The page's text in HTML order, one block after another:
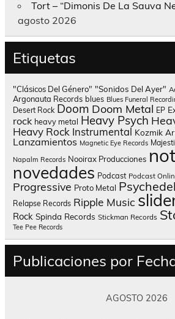
Tort – “Dimonis De La Sauva
agosto 2026
Etiquetas
"Clásicos Del Género" "Sonidos Del Ayer"
Argonauta Records blues Blues Funeral
Desert Rock Doom Doom Metal EP
rock heavy metal Heavy Psych
Heavy Rock Instrumental Kozmik
Lanzamientos Magnetic Eye Records
Napalm Records Nooirax Producciones
novedades Podcast Podcast
Progressive Proto Metal
Relapse Records Ripple Music
Rock Spinda Records Stickman Records
Tee Pee Records
Publicaciones por
AGOSTO 2026